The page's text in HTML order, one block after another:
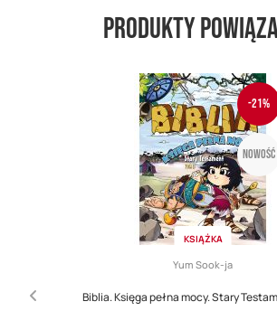
Produkty
-21%
Nowość
KSIĄŻKA
Yum Sook-ja
Biblia. Księga pełna mocy. Stary